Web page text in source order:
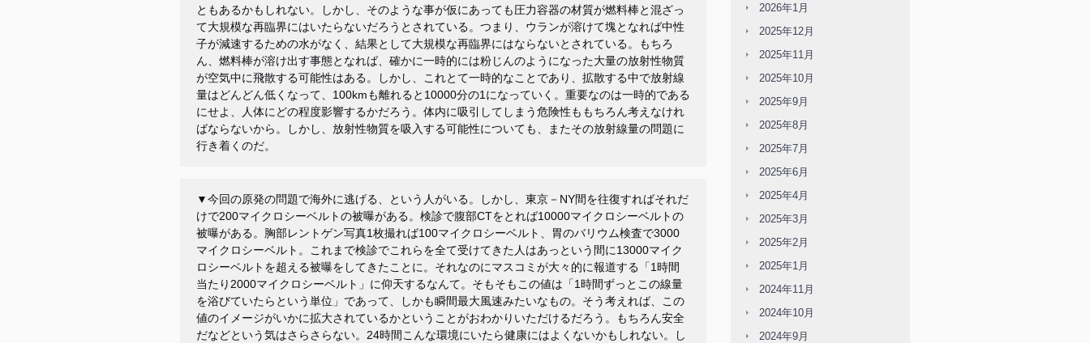
ともあるかもしれない。しかし、そのような事が仮にあっても圧力容器の材質が燃料棒と混ざっ
て大規模な再臨界にはいたらないだろうとされている。つまり、ウランが溶けて塊となれば中性
子が減速するための水がなく、結果として大規模な再臨界にはならないとされている。もちろ
ん、燃料棒が溶け出す事態となれば、確かに一時的には粉じんのようになった大量の放射性物質
が空気中に飛散する可能性はある。しかし、これとて一時的なことであり、拡散する中で放射線
量はどんどん低くなって、 100kmも離れると 10000分の1 になっていく。重要なのは一時的である
にせよ、人体にどの程度影響するかだろう。体内に吸引してしまう危険性ももちろん考えなけれ
ばならないから。しかし、放射性物質を吸入する可能性についても、またその放射線量の問題に
行き着くのだ。
▼今回の原発の問題で海外に逃げる、という人がいる。しかし、東京－ NY間を往復すればそれだ
けで200マイクロシーベルトの被曝がある。検診で腹部CTをとれば10000マイクロシーベルトの
被曝がある。胸部レントゲン写真1枚撮れば100マイクロシーベルト、胃のバリウム検査で3000
マイクロシーベルト。これまで検診でこれらを全て受けてきた人はあっという間に13000マイク
ロシーベルトを超える被曝をしてきたことに。それなのにマスコミが大々的に報道する「1時間
当たり 2000マイクロシーベルト」に仰天するなんて。そもそもこの値は「1時間ずっとこの線量
を浴びていたらという単位」であって、しかも瞬間最大風速みたいなもの。そう考えれば、この
値のイメージがいかに拡大されているかということがおわかりいただけるだろう。もちろん安全
だなどという気はさらさらない。 24時間こんな環境にいたら健康にはよくないかもしれない。し
2026年1月
2025年12月
2025年11月
2025年10月
2025年9月
2025年8月
2025年7月
2025年6月
2025年4月
2025年3月
2025年2月
2025年1月
2024年11月
2024年10月
2024年9月